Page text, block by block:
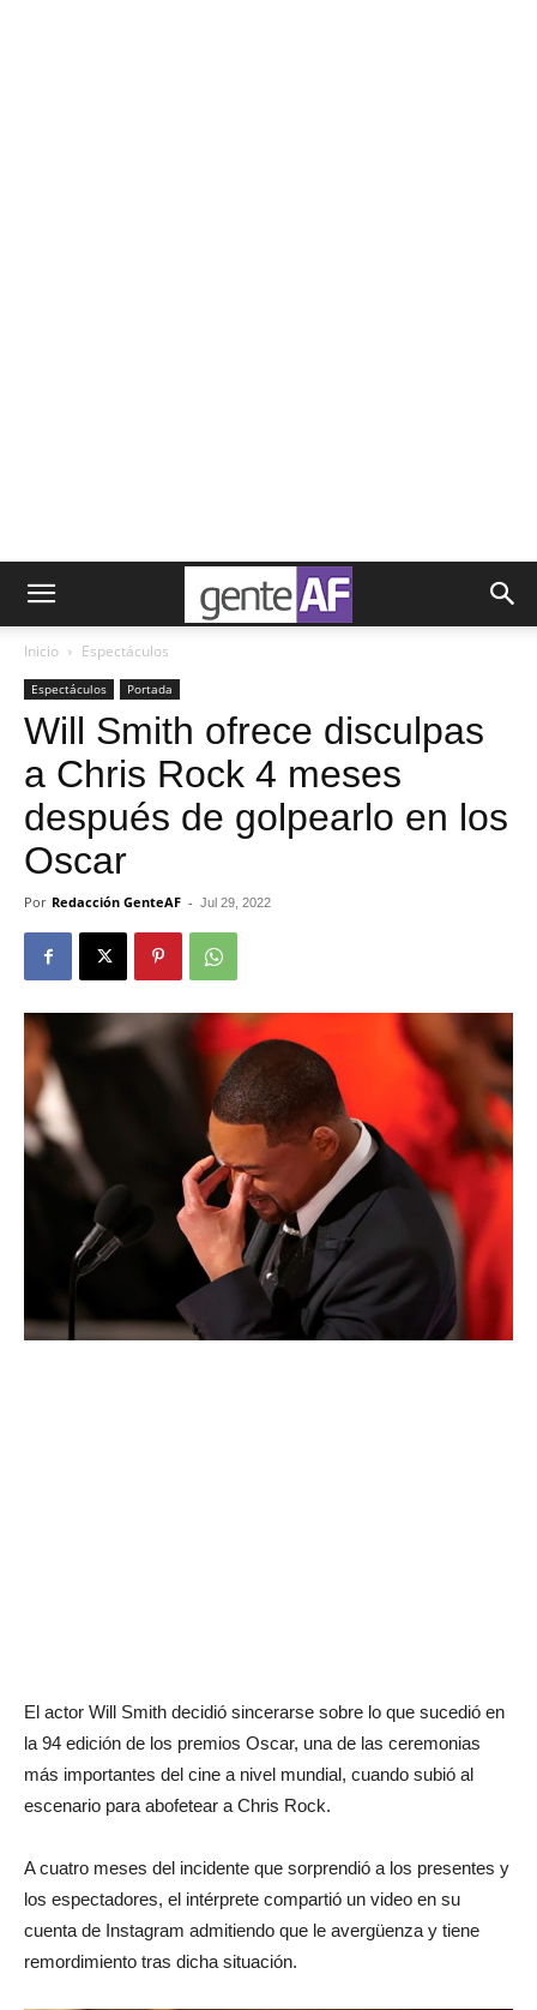
Inicio Espectáculos
Espectáculos Portada
Will Smith ofrece disculpas
a Chris Rock 4 meses
después de golpearlo en los
Oscar
Por Redacción GenteAF - Jul 29, 2022
El actor Will Smith decidió sincerarse sobre lo que sucedió en
la 94 edición de los premios Oscar, una de las ceremonias
más importantes del cine a nivel mundial, cuando subió al
escenario para abofetear a Chris Rock.
A cuatro meses del incidente que sorprendió a los presentes y
los espectadores, el intérprete compartió un video en su
cuenta de Instagram admitiendo que le avergüenza y tiene
remordimiento tras dicha situación.